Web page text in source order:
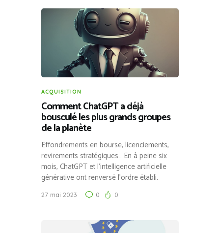
ACQUISITION
Comment ChatGPT a déjà
bousculé les plus grands groupes
de la planète
Effondrements en bourse, licenciements,
revirements stratégiques… En à peine six
mois, ChatGPT et l’intelligence artificielle
générative ont renversé l’ordre établi.
27 mai 2023 0 0